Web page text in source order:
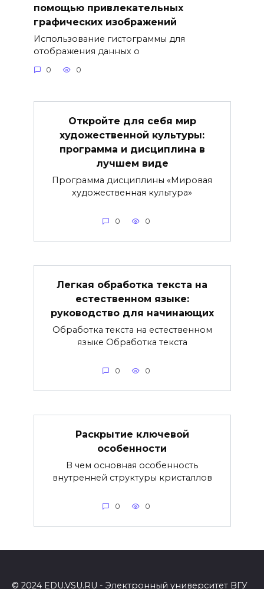
помощью привлекательных
графических изображений
Использование гистограммы для
отображения данных о
0 0
Откройте для себя мир
художественной культуры:
программа и дисциплина в
лучшем виде
Программа дисциплины «Мировая
художественная культура»
0 0
Легкая обработка текста на
естественном языке:
руководство для начинающих
Обработка текста на естественном
языке Обработка текста
0 0
Раскрытие ключевой
особенности
В чем основная особенность
внутренней структуры кристаллов
0 0
© 2024 EDU.VSU.RU - Электронный университет ВГУ